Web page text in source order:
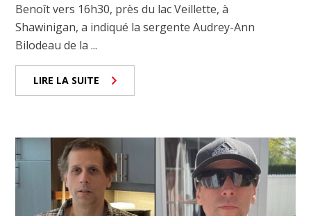
Benoît vers 16h30, près du lac Veillette, à
Shawinigan, a indiqué la sergente Audrey-Ann
Bilodeau de la ...
LIRE LA SUITE